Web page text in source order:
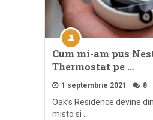
Cum mi-am pus
Thermostat pe …
1 septembrie 2021 8
Oak’s Residence devine
misto si …